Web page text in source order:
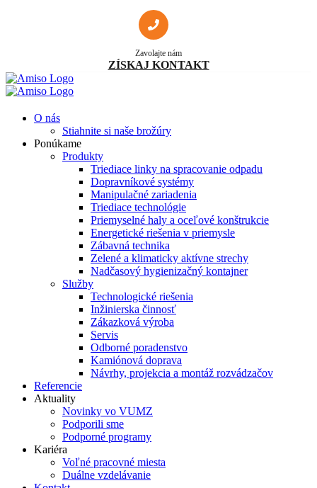
Zavolajte nám
ZÍSKAJ KONTAKT
O nás
Stiahnite si naše brožúry
Ponúkame
Produkty
Triediace linky na spracovanie odpadu
Dopravníkové systémy
Manipulačné zariadenia
Triediace technológie
Priemyselné haly a oceľové konštrukcie
Energetické riešenia v priemysle
Zábavná technika
Zelené a klimaticky aktívne strechy
Nadčasový hygienizačný kontajner
Služby
Technologické riešenia
Inžinierska činnosť
Zákazková výroba
Servis
Odborné poradenstvo
Kamiónová doprava
Návrhy, projekcia a montáž rozvádzačov
Referencie
Aktuality
Novinky vo VUMZ
Podporili sme
Podporné programy
Kariéra
Voľné pracovné miesta
Duálne vzdelávanie